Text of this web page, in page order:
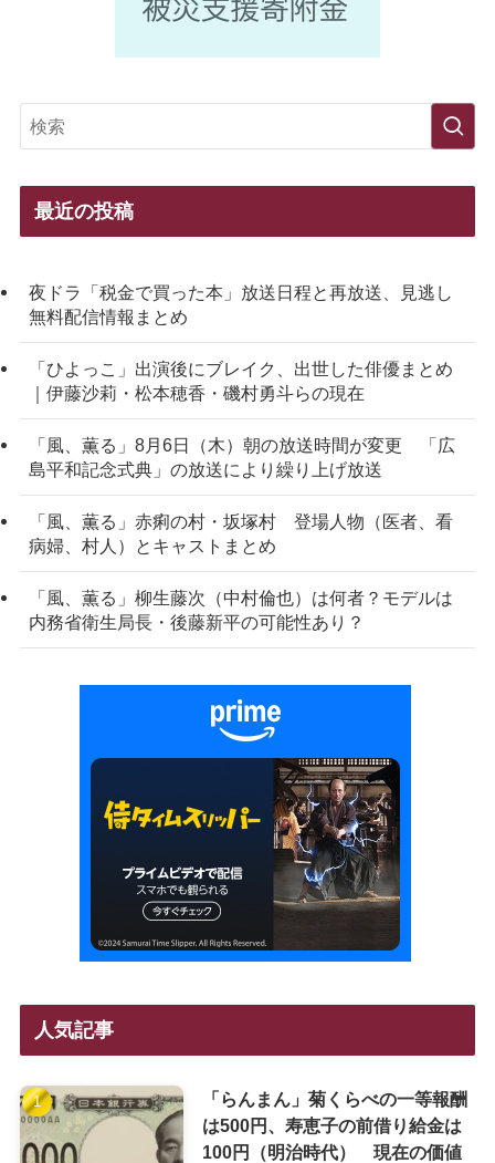
最近の投稿
夜ドラ「税金で買った本」放送日程と再放送、見逃し
無料配信情報まとめ
「ひよっこ」出演後にブレイク、出世した俳優まとめ
｜伊藤沙莉・松本穂香・磯村勇斗らの現在
「風、薫る」8月6日（木）朝の放送時間が変更 「広
島平和記念式典」の放送により繰り上げ放送
「風、薫る」赤痢の村・坂塚村 登場人物（医者、看
病婦、村人）とキャストまとめ
「風、薫る」柳生藤次（中村倫也）は何者？モデルは
内務省衛生局長・後藤新平の可能性あり？
人気記事
「らんまん」菊くらべの一等報酬
は500円、寿恵子の前借り給金は
100円（明治時代） 現在の価値